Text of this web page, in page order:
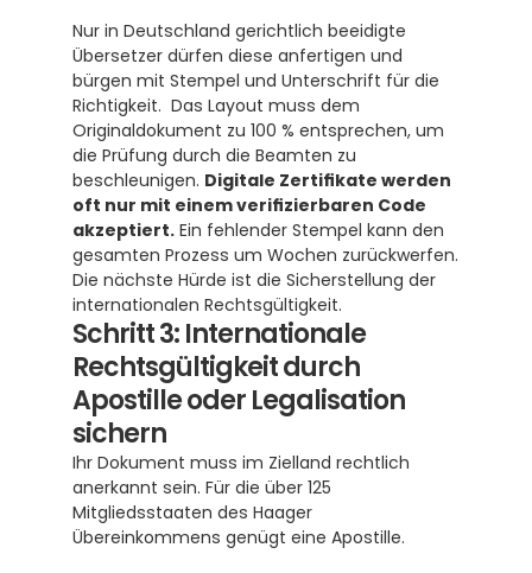
Nur in Deutschland gerichtlich beeidigte
Übersetzer dürfen diese anfertigen und
bürgen mit Stempel und Unterschrift für die
Richtigkeit.  Das Layout muss dem
Originaldokument zu 100 % entsprechen, um
die Prüfung durch die Beamten zu
beschleunigen. Digitale Zertifikate werden
oft nur mit einem verifizierbaren Code
akzeptiert. Ein fehlender Stempel kann den
gesamten Prozess um Wochen zurückwerfen.
Die nächste Hürde ist die Sicherstellung der
internationalen Rechtsgültigkeit.
Schritt 3: Internationale
Rechtsgültigkeit durch
Apostille oder Legalisation
sichern
Ihr Dokument muss im Zielland rechtlich
anerkannt sein. Für die über 125
Mitgliedsstaaten des Haager
Übereinkommens genügt eine Apostille.